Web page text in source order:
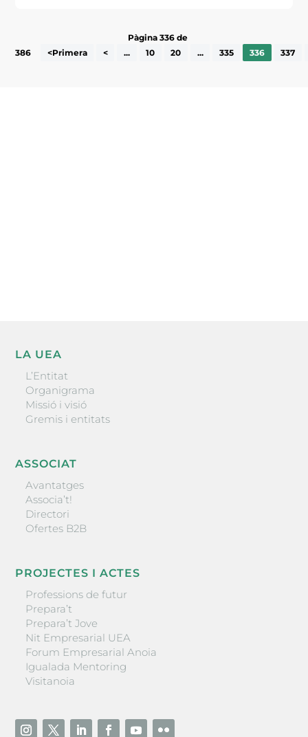
Pàgina 336 de
386
<Primera < ... 10 20 ... 335 336 337
LA UEA
L’Entitat
Organigrama
Missió i visió
Gremis i entitats
ASSOCIAT
Avantatges
Associa’t!
Directori
Ofertes B2B
PROJECTES I ACTES
Professions de futur
Prepara’t
Prepara’t Jove
Nit Empresarial UEA
Forum Empresarial Anoia
Igualada Mentoring
Visitanoia